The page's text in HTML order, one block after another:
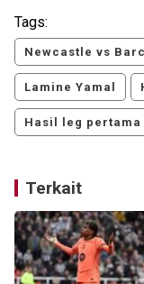
Tags:
Newcastle vs
Lamine Yamal
Hasil leg pertama
Terkait